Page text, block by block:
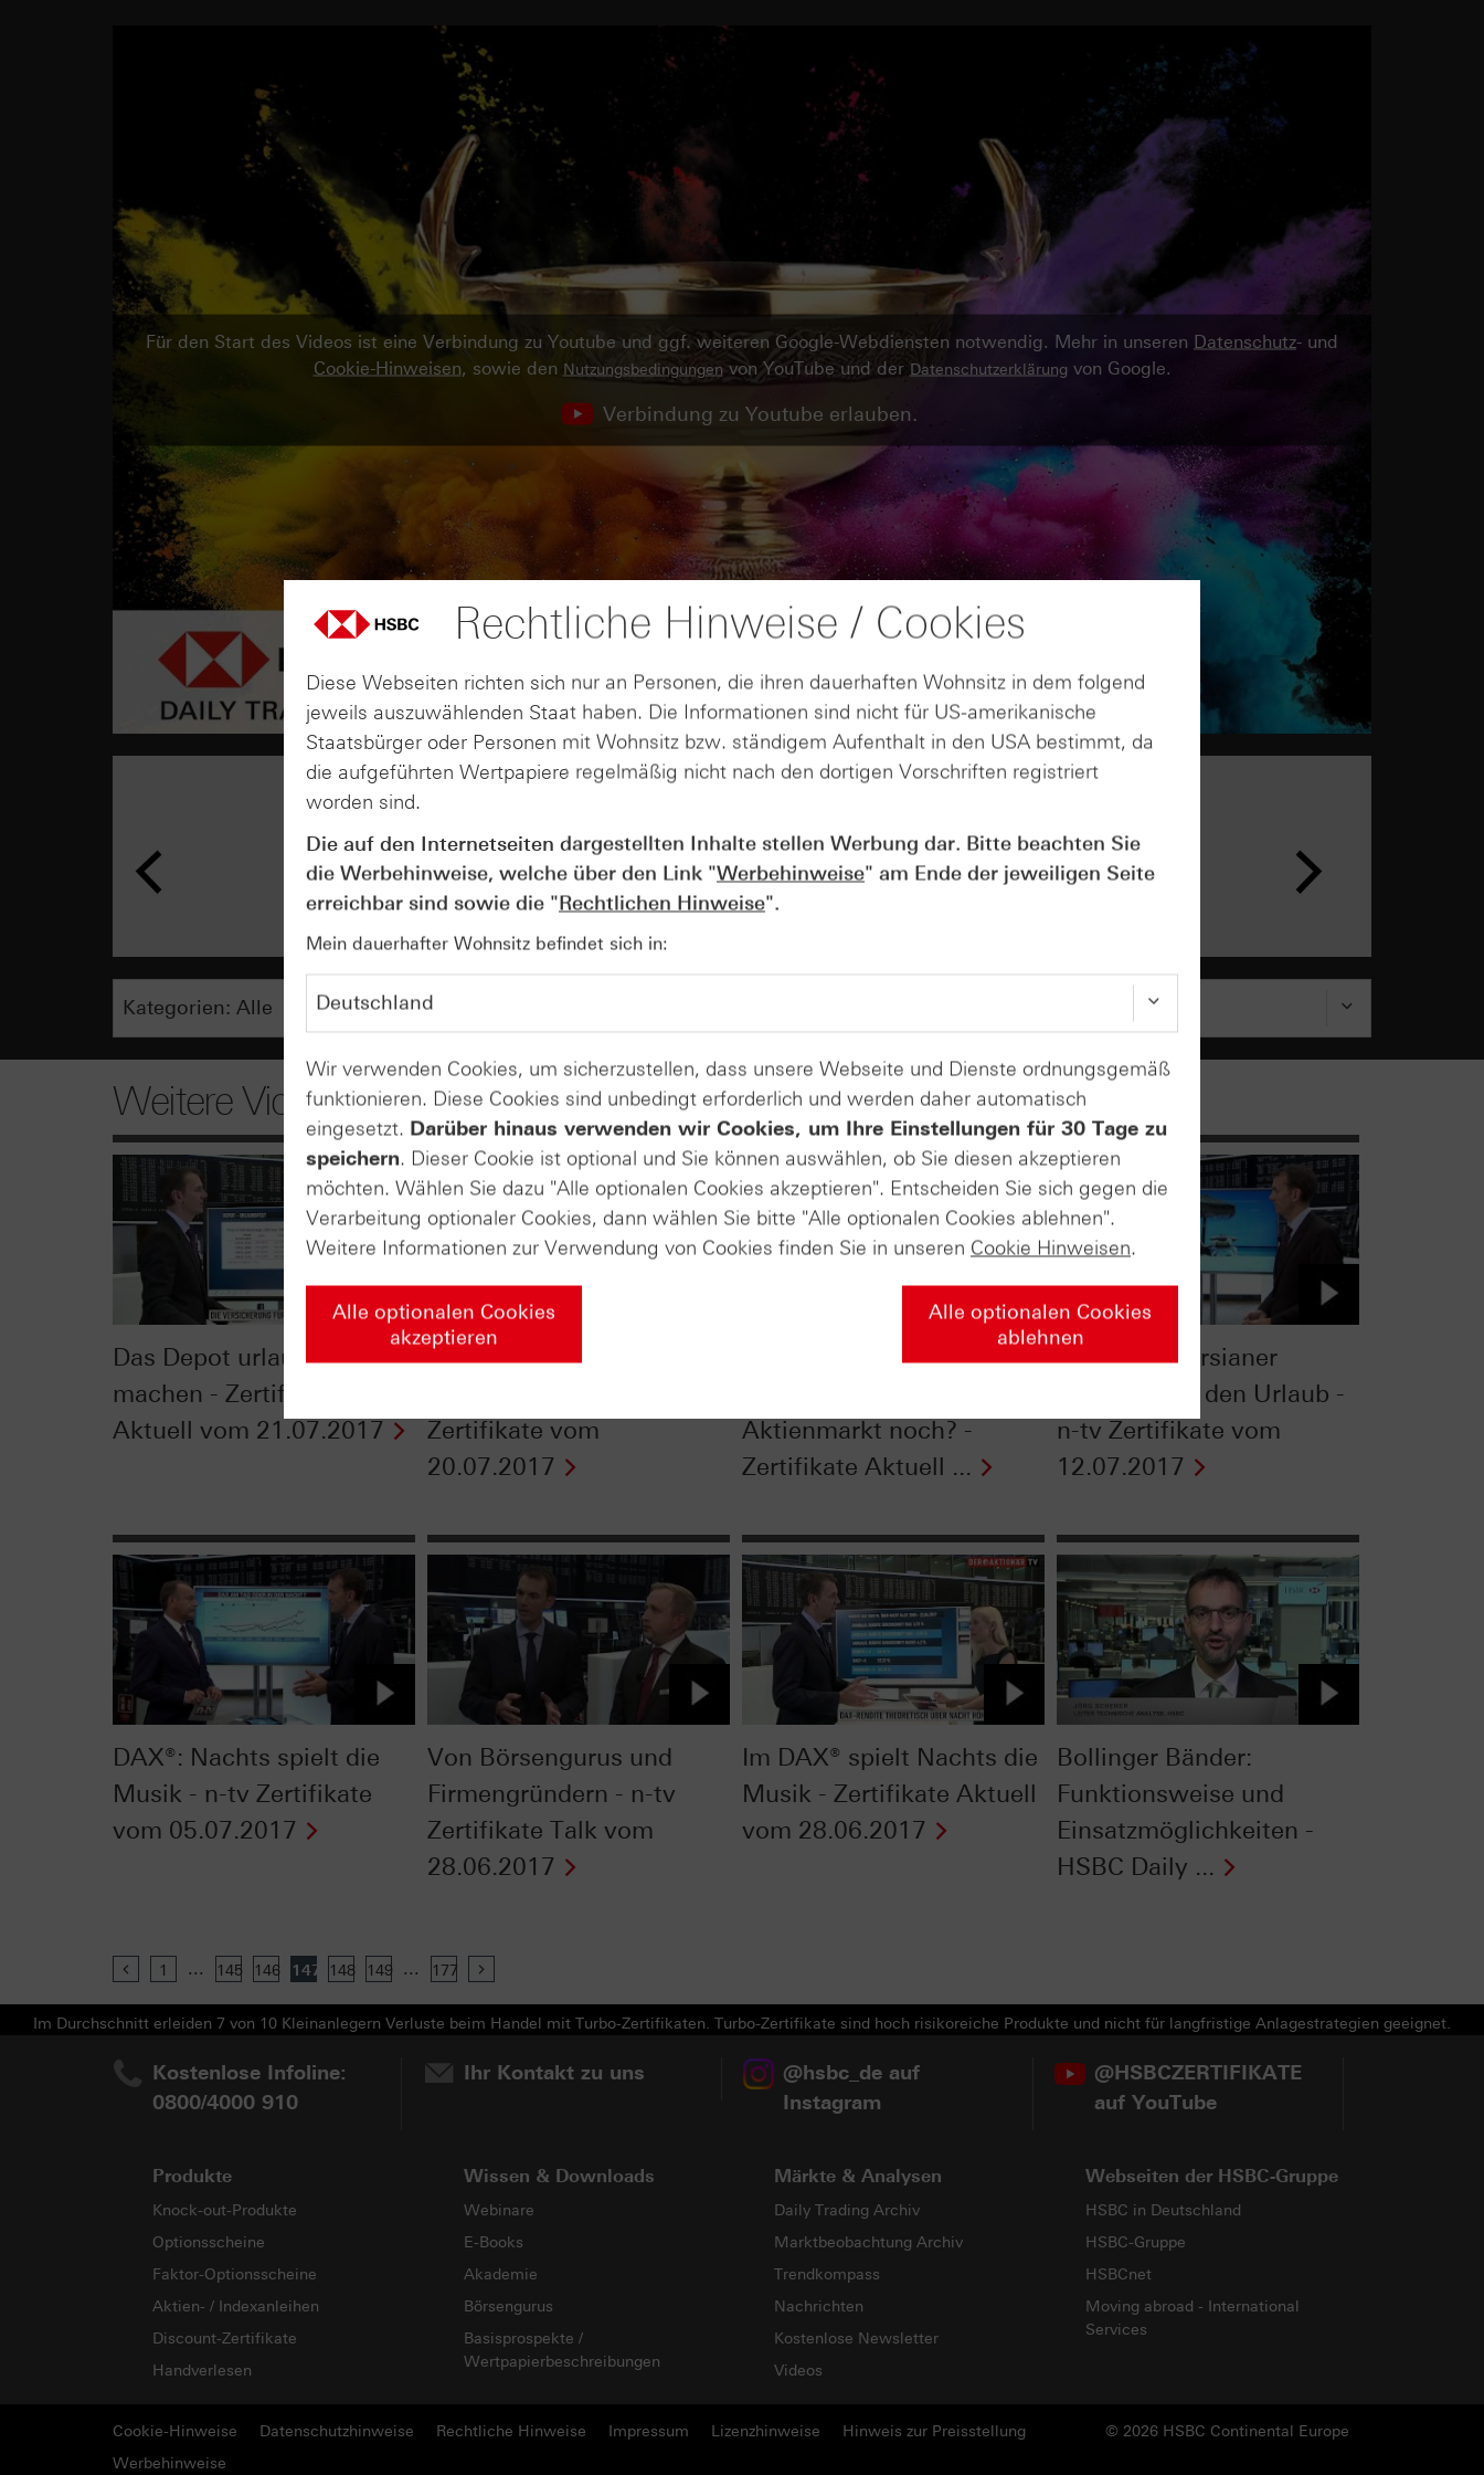
Für den Start des Videos ist eine Verbindung zu Youtube und ggf. weiteren Google-Webdiensten notwendig. Mehr in unseren Datenschutz- und
Cookie-Hinweisen, sowie den Nutzungsbedingungenvon YouTube und der Datenschutzerklärung von Google.
Verbindung zu Youtube erlauben.
07
Wie lange bleibt der DAX® in
Rekordlaune? - ntv Zertifikate
07.08.26
Weitere Videos
Das Depot urlaubsfest
machen - Zertifikate
Aktuell vom 21.07.2017
Kommt die Korrektur am
Zertifikate vom
20.07.2017
Wie robust ist die
Aktienmarkt noch? -
Zertifikate Aktuell ...
So gehen Börsianer
entspannt in den Urlaub -
n-tv Zertifikate vom
12.07.2017
DAX®: Nachts spielt die
Musik - n-tv Zertifikate
vom 05.07.2017
Von Börsengurus und
Firmengründern - n-tv
Zertifikate Talk vom
28.06.2017
Im DAX® spielt Nachts die
Musik - Zertifikate Aktuell
vom 28.06.2017
Bollinger Bänder:
Funktionsweise und
Einsatzmöglichkeiten -
HSBC Daily ...
Previous
1 ... 145 146 147 148 149 ... 177
Im Durchschnitt erleiden 7 von 10 Kleinanlegern Verluste beim Handel mit Turbo-Zertifikaten. Turbo-Zertifikate sind hoch risikoreiche Produkte und nicht für langfristige Anlagestrategien geeignet.
Kostenlose Infoline:
0800/4000 910
Ihr Kontakt zu uns
@hsbc_de auf
Instagram
@HSBCZERTIFIKATE
auf YouTube
Produkte
Knock-out-Produkte
Optionsscheine
Faktor-Optionsscheine
Aktien- / Indexanleihen
Discount-Zertifikate
Handverlesen
Wissen & Downloads
Webinare
E-Books
Akademie
Börsengurus
Basisprospekte /
Wertpapierbeschreibungen
Märkte & Analysen
Daily Trading Archiv
Marktbeobachtung Archiv
Trendkompass
Nachrichten
Kostenlose Newsletter
Videos
Webseiten der HSBC-Gruppe
HSBC in Deutschland
HSBC-Gruppe
HSBCnet
Moving abroad - International
Services
Cookie-Hinweise Datenschutzhinweise Rechtliche Hinweise Impressum Lizenzhinweise © 2026 HSBC Continental Europe
Hinweis zur Preisstellung
Werbehinweise
Rechtliche Hinweise / Cookies
Diese Webseiten richten sich nur an Personen, die ihren dauerhaften Wohnsitz in dem folgend
jeweils auszuwählenden Staat haben. Die Informationen sind nicht für US-amerikanische
Staatsbürger oder Personen mit Wohnsitz bzw. ständigem Aufenthalt in den USA bestimmt, da
die aufgeführten Wertpapiere regelmäßig nicht nach den dortigen Vorschriften registriert
worden sind.
Die auf den Internetseiten dargestellten Inhalte stellen Werbung dar. Bitte beachten Sie
die Werbehinweise, welche über den Link "Werbehinweise" am Ende der jeweiligen Seite
erreichbar sind sowie die "Rechtlichen Hinweise".
Mein dauerhafter Wohnsitz befindet sich in:
Wir verwenden Cookies, um sicherzustellen, dass unsere Webseite und Dienste ordnungsgemäß
funktionieren. Diese Cookies sind unbedingt erforderlich und werden daher automatisch
eingesetzt. Darüber hinaus verwenden wir Cookies, um Ihre Einstellungen für 30 Tage zu
speichern. Dieser Cookie ist optional und Sie können auswählen, ob Sie diesen akzeptieren
möchten. Wählen Sie dazu "Alle optionalen Cookies akzeptieren". Entscheiden Sie sich gegen die
Verarbeitung optionaler Cookies, dann wählen Sie bitte "Alle optionalen Cookies ablehnen".
Weitere Informationen zur Verwendung von Cookies finden Sie in unseren Cookie Hinweisen.
Alle optionalen Cookies
akzeptieren
Alle optionalen Cookies
ablehnen